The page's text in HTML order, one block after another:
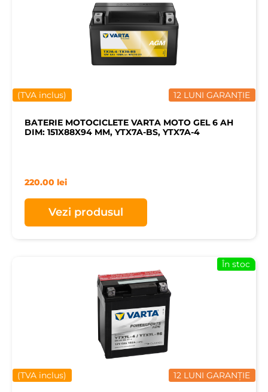
12 LUNI GARANȚIE
(TVA inclus)
BATERIE MOTOCICLETE VARTA MOTO GEL 6 AH
DIM: 151X88X94 MM, YTX7A-BS, YTX7A-4
220.00 lei
Vezi produsul
12 LUNI GARANȚIE
(TVA inclus)
În stoc